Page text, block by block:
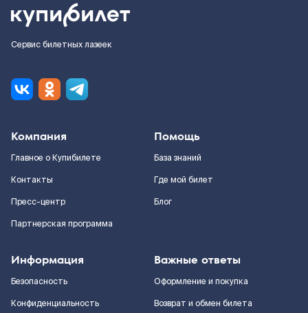
Сервис билетных лазеек
Компания
Главное о Купибилете
Контакты
Пресс-центр
Партнерская программа
Помощь
База знаний
Где мой билет
Блог
Информация
Безопасность
Конфиденциальность
Важные ответы
Оформление и покупка
Возврат и обмен билета